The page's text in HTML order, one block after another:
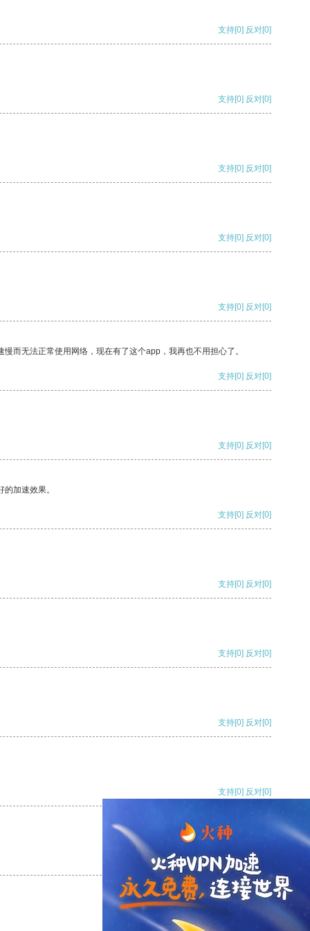
支持[0] 反对[0]
支持[0] 反对[0]
支持[0] 反对[0]
支持[0] 反对[0]
支持[0] 反对[0]
而无法正常使用网络，现在有了这个app，我再也不用担心了。
支持[0] 反对[0]
支持[0] 反对[0]
加速效果。
支持[0] 反对[0]
支持[0] 反对[0]
支持[0] 反对[0]
支持[0] 反对[0]
支持[0] 反对[0]
支持[0] 反对